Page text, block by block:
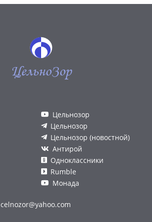
ЦельноЗор
Цельнозор
Цельнозор
Цельнозор (новостной)
Антирой
Одноклассники
Rumble
Монада
celnozor@yahoo.com